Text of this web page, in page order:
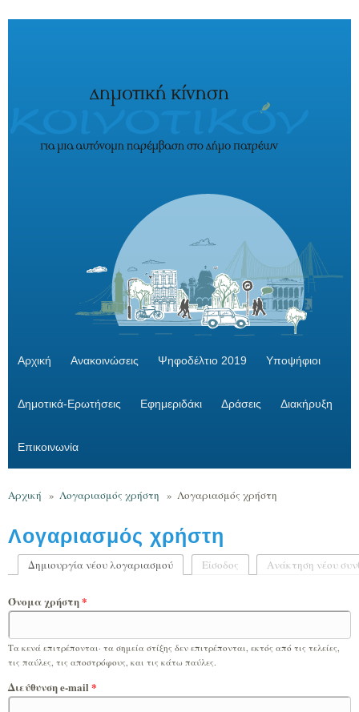
Αρχική Ανακοινώσεις Ψηφοδέλτιο 2019 Υποψήφιοι
Δημοτικά-Ερωτήσεις Εφημεριδάκι Δράσεις Διακήρυξη
Επικοινωνία
Αρχική » Λογαριασμός χρήστη » Λογαριασμός χρήστη
Λογαριασμός χρήστη
Δημιουργία νέου λογαριασμού (ενεργή καρτέλα)
Είσοδος Ανάκτηση νέου
Όνομα χρήστη*
Τα κενά επιτρέπονται· τα σημεία στίξης δεν επιτρέπονται, εκτός από τις τελείες,
τις παύλες, τις αποστρόφους, και τις κάτω παύλες.
Διεύθυνση e-mail *